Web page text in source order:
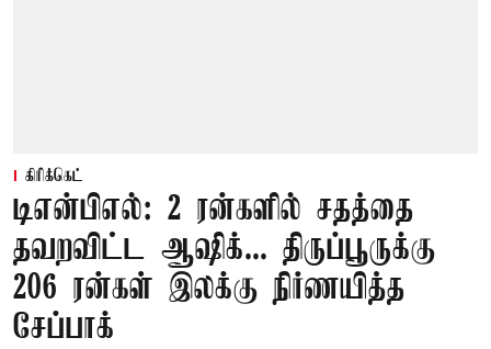
கிரிக்கெட்
டிஎன்பிஎல்: 2 ரன்களில் சதத்தை
தவறவிட்ட ஆஷிக்... திருப்பூருக்கு
206 ரன்கள் இலக்கு நிர்ணயித்த
சேப்பாக்